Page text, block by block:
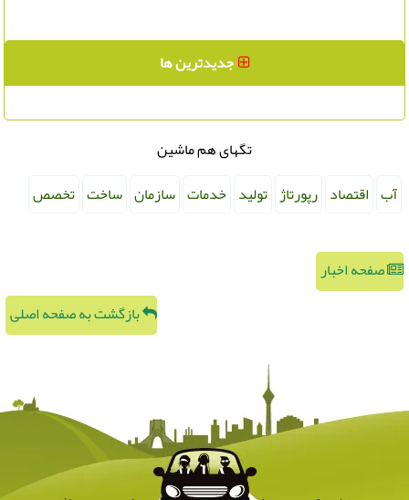
جدیدترین ها
تگهای هم ماشین
آب
اقتصاد رپورتاژ تولید خدمات سازمان ساخت تخصص
صفحه اخبار
بازگشت به صفحه اصلی